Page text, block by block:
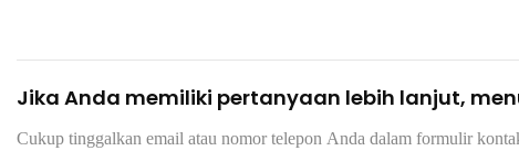
Jika Anda memiliki pertanyaan lebih lanjut,
Cukup tinggalkan email atau nomor telepon Anda dalam formulir